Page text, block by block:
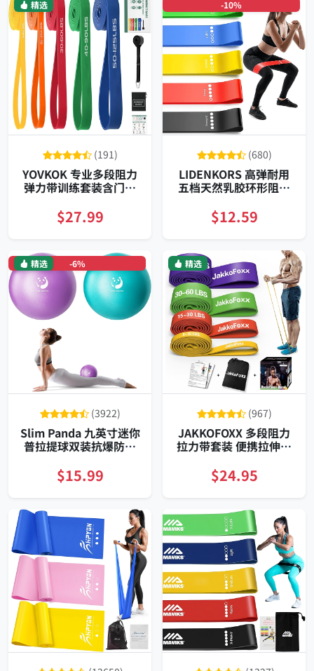
精选
(191)
YOVKOK 专业多段阻力
弹力带训练套装含门扣
康复
$27.99
-10%
(680)
LIDENKORS 高弹耐用
五档天然乳胶环形阻力
身塑形便捷
$12.59
-6%
精选
(3922)
Slim Panda 九英寸迷你
普拉提球双装抗爆防滑
家
$15.99
精选
(967)
JAKKOFOXX 多段阻力
拉力带套装 便携拉伸训
$24.95